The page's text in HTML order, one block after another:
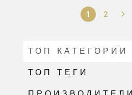
1 2
ТОП КАТЕГОРИИ
ТОП ТЕГИ